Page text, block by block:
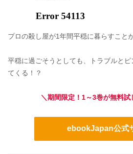
プロの殺し屋が1年間平穏に暮らすこと
平穏に過ごそうとしても、トラブルと
てくる！？
＼期間限定！1～3巻が無料試
ebookJapan公式